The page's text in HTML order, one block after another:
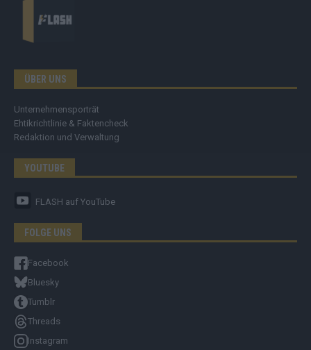
ÜBER UNS
Unternehmensporträt
Ehtikrichtlinie & Faktencheck
Redaktion und Verwaltung
YOUTUBE
FLASH auf YouTube
FOLGE UNS
Facebook
Bluesky
Tumblr
Threads
Instagram